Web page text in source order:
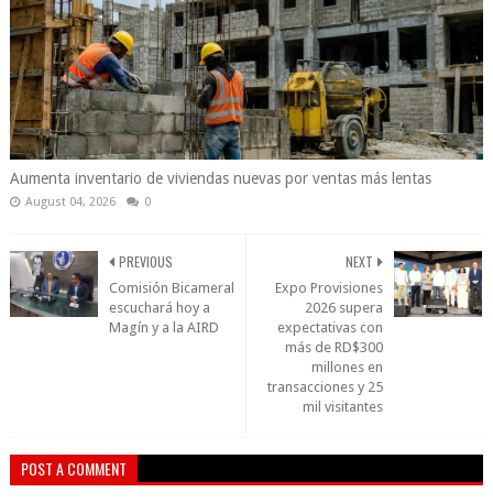
Aumenta inventario de viviendas nuevas por ventas más lentas
August 04, 2026 0
NEXT
Expo Provisiones
2026 supera
expectativas con
más de RD$300
millones en
transacciones y 25
mil visitantes
PREVIOUS
Comisión Bicameral
escuchará hoy a
Magín y a la AIRD
POST A COMMENT